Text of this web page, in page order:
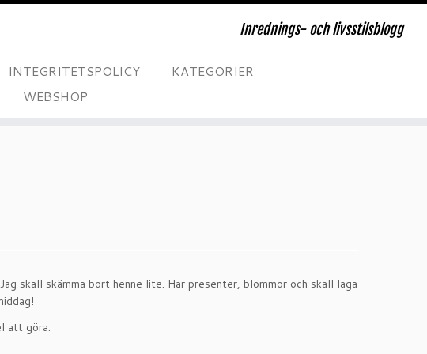
Inrednings- och livsstilsblogg
INTEGRITETSPOLICY
KATEGORIER
WEBSHOP
skall skämma bort henne lite. Har presenter, blommor och skall laga
att göra.